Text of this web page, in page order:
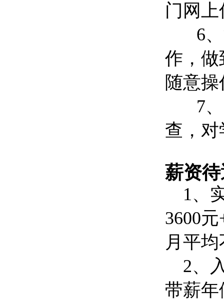
门网
6、
作，做
随意
7、
查，
薪资
1、
3600
月平
2、
带薪